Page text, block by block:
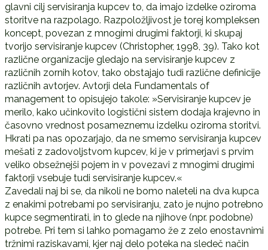
glavni cilj servisiranja kupcev to, da imajo izdelke oziroma
storitve na razpolago. Razpoložljivost je torej kompleksen
koncept, povezan z mnogimi drugimi faktorji, ki skupaj
tvorijo servisiranje kupcev (Christopher, 1998, 39). Tako kot
različne organizacije gledajo na servisiranje kupcev z
različnih zornih kotov, tako obstajajo tudi različne definicije
različnih avtorjev. Avtorji dela Fundamentals of
management to opisujejo takole: »Servisiranje kupcev je
merilo, kako učinkovito logistični sistem dodaja krajevno in
časovno vrednost posameznemu izdelku oziroma storitvi.
Hkrati pa nas opozarjajo, da ne smemo servisiranja kupcev
mešati z zadovoljstvom kupcev, ki je v primerjavi s prvim
veliko obsežnejši pojem in v povezavi z mnogimi drugimi
faktorji vsebuje tudi servisiranje kupcev.«
Zavedali naj bi se, da nikoli ne bomo naleteli na dva kupca
z enakimi potrebami po servisiranju, zato je nujno potrebno
kupce segmentirati, in to glede na njihove (npr. podobne)
potrebe. Pri tem si lahko pomagamo že z zelo enostavnimi
tržnimi raziskavami, kjer naj delo poteka na sledeč način